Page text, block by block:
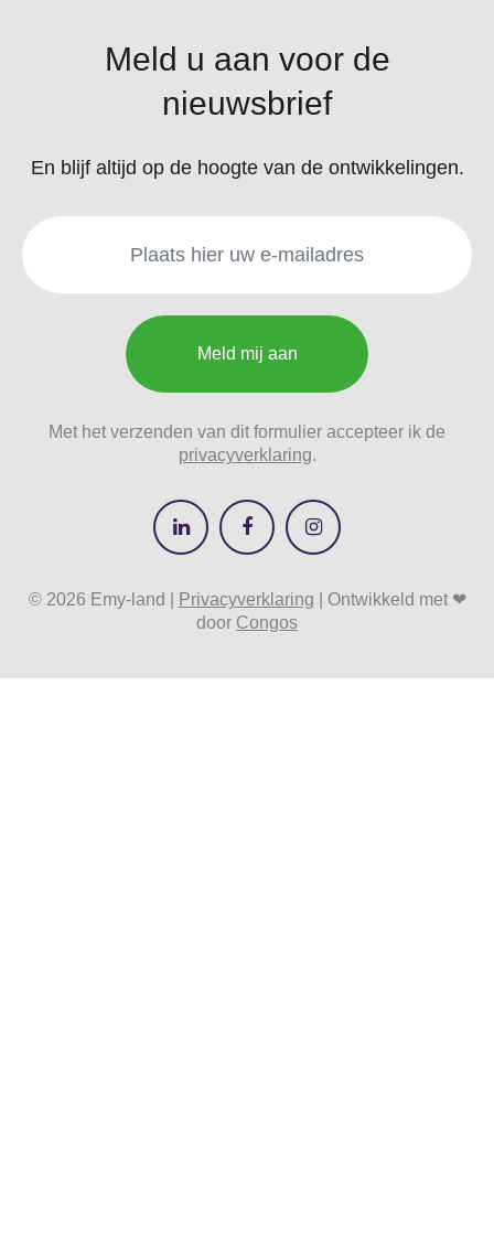
Meld u aan voor de
nieuwsbrief
En blijf altijd op de hoogte van de ontwikkelingen.
Meld mij aan
Met het verzenden van dit formulier accepteer ik de
privacyverklaring.
© 2026 Emy-land | Privacyverklaring | Ontwikkeld met ❤
door Congos